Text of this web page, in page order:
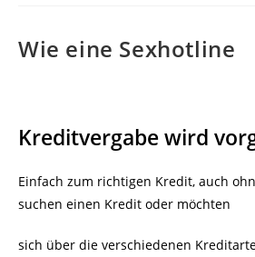
Wie eine Sexhotline
Kreditvergabe wird
Einfach zum richtigen Kredit, auch
suchen einen Kredit oder möchten
sich über die verschiedenen